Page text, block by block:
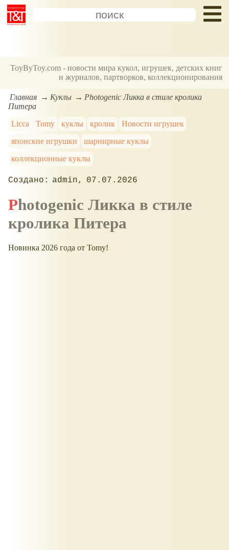
ToyByToy.com - новости мира кукол, игрушек, детских книг
и журналов, партворков, коллекционирования
Главная Куклы
Photogenic Ликка в стиле кролика
Питера
Licca
Tomy куклы кролик
Новости игрушек
японские игрушки
шарнирные куклы
коллекционные куклы
admin 07.07.2026
Photogenic Ликка в стиле
кролика Питера
Новинка 2026 года от Tomy!